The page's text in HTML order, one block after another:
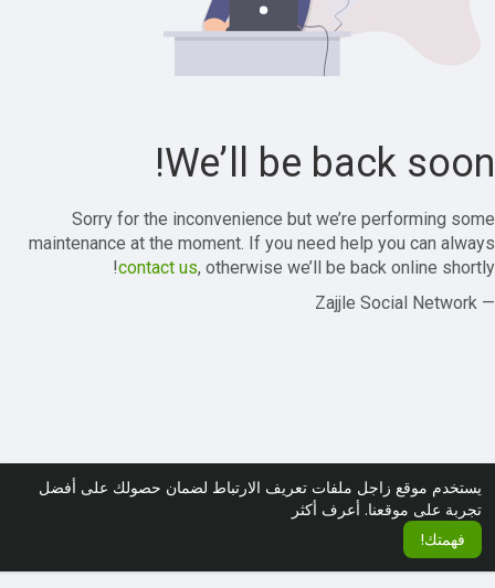
يستخدم موقع زاجل ملفات تعريف الارتباط لضمان حصولك على أفضل
تجربة على موقعنا. أعرف أكثر
فهمتك!
We’ll be back soon!
Sorry for the inconvenience but we’re performing some
maintenance at the moment. If you need help you can always
contact us, otherwise we’ll be back online shortly!
— Zajjle Social Network